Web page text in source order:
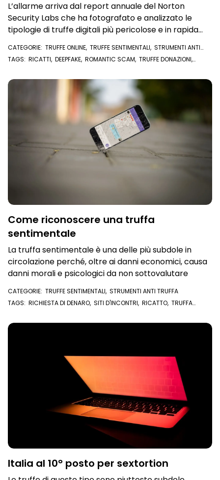
L’allarme arriva dal report annuale del Norton
Security Labs che ha fotografato e analizzato le
tipologie di truffe digitali più pericolose e in rapida
CATEGORIE: TRUFFE ONLINE, TRUFFE SENTIMENTALI, STRUMENTI ANTI
TRUFFA
TAGS: RICATTI, DEEPFAKE, ROMANTIC SCAM, TRUFFE DONAZIONI,
Come riconoscere una truffa
sentimentale
La truffa sentimentale è una delle più subdole in
circolazione perché, oltre ai danni economici, causa
danni morali e psicologici da non sottovalutare
CATEGORIE: TRUFFE SENTIMENTALI, STRUMENTI ANTI TRUFFA
TAGS: RICHIESTA DI DENARO, SITI D'INCONTRI, RICATTO, TRUFFA
Italia al 10° posto per sextortion